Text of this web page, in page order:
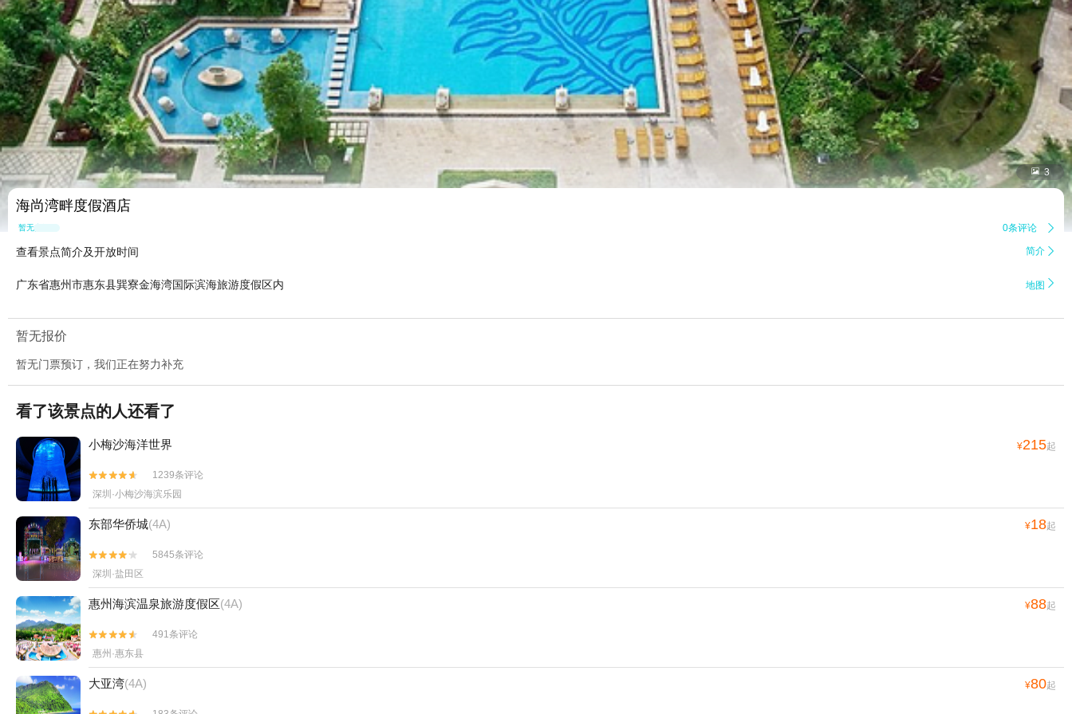
 3
海尚湾畔度假酒店
暂无点评 0条评论 
查看景点简介及开放时间 简介 
广东省惠州市惠东县巽寮金海湾国际滨海旅游度假区内 地图 
暂无报价
暂无门票预订，我们正在努力补充
看了该景点的人还看了
小梅沙海洋世界 ¥215起


1239条评论
深圳·小梅沙海滨乐园
东部华侨城(4A) ¥18起


5845条评论
深圳·盐田区
惠州海滨温泉旅游度假区(4A) ¥88起


491条评论
惠州·惠东县
大亚湾(4A) ¥80起